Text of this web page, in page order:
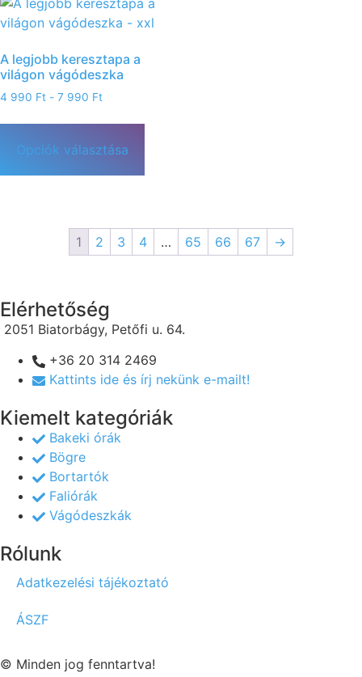
A legjobb keresztapa a
világon vágódeszka
4 990 Ft - 7 990 Ft
Opciók választása
1 2 3 4 … 65 66 67 →
Elérhetőség
2051 Biatorbágy, Petőfi u. 64.
+36 20 314 2469
Kattints ide és írj nekünk e-mailt!
Kiemelt kategóriák
Bakeki órák
Bögre
Bortartók
Faliórák
Vágódeszkák
Rólunk
Adatkezelési tájékoztató
ÁSZF
© Minden jog fenntartva!